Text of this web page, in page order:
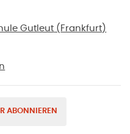
Gutleut ( Frankfurt)
ABONNIEREN